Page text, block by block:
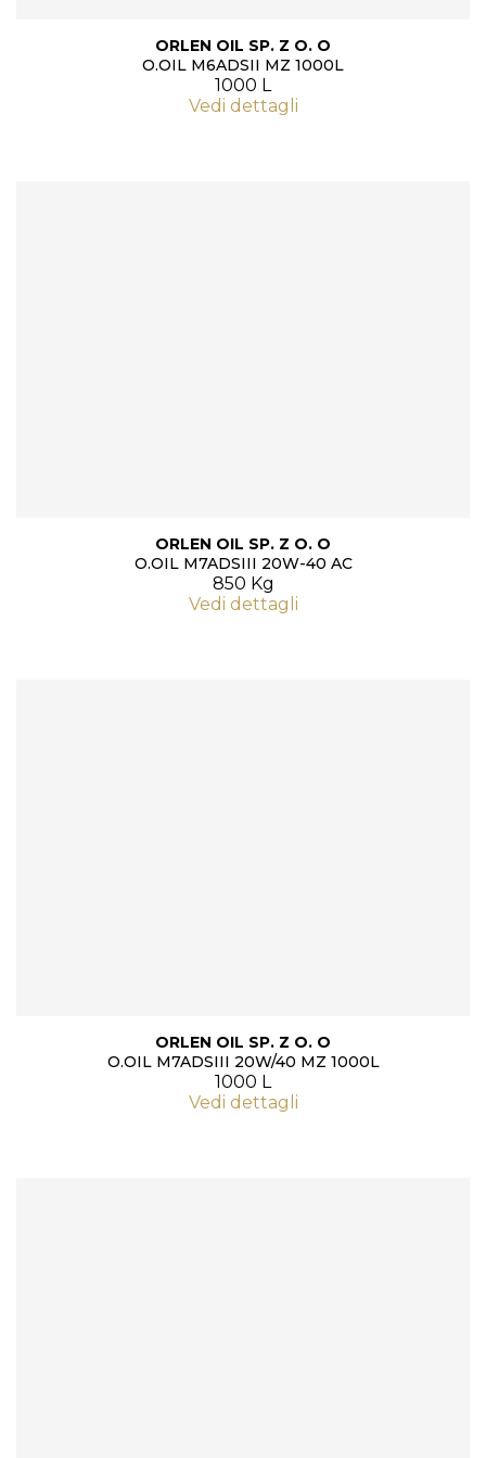
ORLEN OIL SP. Z O. O
O.OIL M6ADSII MZ 1000L
1000 L
Vedi dettagli
ORLEN OIL SP. Z O. O
O.OIL M7ADSIII 20W-40 AC
850 Kg
Vedi dettagli
ORLEN OIL SP. Z O. O
O.OIL M7ADSIII 20W/40 MZ 1000L
1000 L
Vedi dettagli